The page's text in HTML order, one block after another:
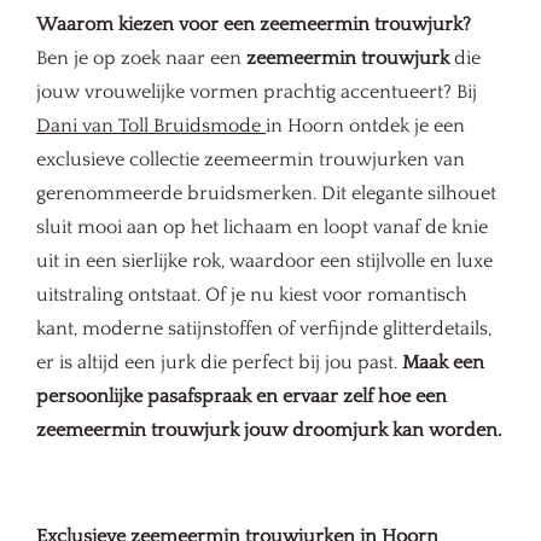
Waarom kiezen voor een zeemeermin trouwjurk?
Ben je op zoek naar een zeemeermin trouwjurkdie
jouw vrouwelijke vormen prachtig accentueert? Bij
Dani van Toll Bruidsmode in Hoorn ontdek je een
exclusieve collectie zeemeermin trouwjurken van
gerenommeerde bruidsmerken. Dit elegante silhouet
sluit mooi aan op het lichaam en loopt vanaf de knie
uit in een sierlijke rok, waardoor een stijlvolle en luxe
uitstraling ontstaat. Of je nu kiest voor romantisch
kant, moderne satijnstoffen of verfijnde glitterdetails,
er is altijd een jurk die perfect bij jou past. Maak een
persoonlijke pasafspraak en ervaar zelf hoe een
zeemeermin trouwjurk jouw droomjurk kan worden.
Exclusieve zeemeermin trouwjurken in Hoorn